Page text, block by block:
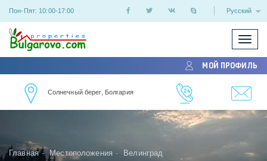
Пон-Пят: 10:00-17:00 Русский
/
МОЙ ПРОФИЛЬ
Солнечный берег, Болгария
Главная Местоположения Велинград